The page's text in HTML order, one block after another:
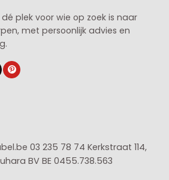
plek voor wie op zoek is naar
met persoonlijk advies en
03 235 78 74 Kerkstraat 114,
BV BE 0455.738.563